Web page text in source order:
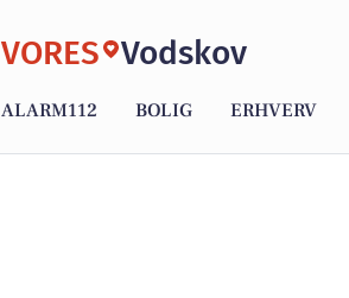
VORES Vodskov
ALARM112 BOLIG ERHVERV